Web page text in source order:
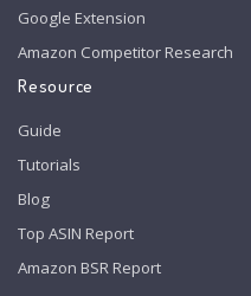
Google Extension
Amazon Competitor Research
Resource
Guide
Tutorials
Blog
Top ASIN Report
Amazon BSR Report